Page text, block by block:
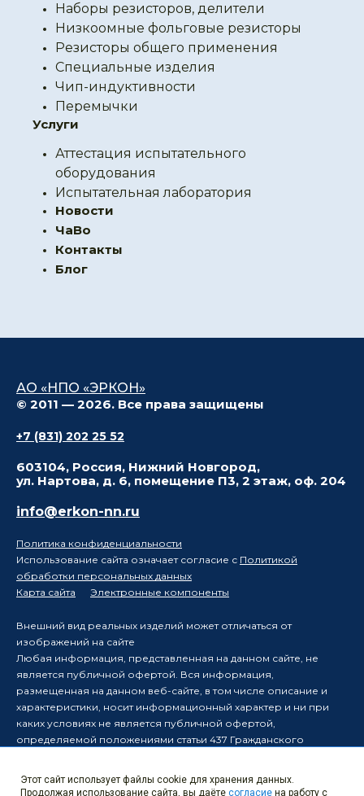
Наборы резисторов, делители
Низкоомные фольговые резисторы
Резисторы общего применения
Специальные изделия
Чип-индуктивности
Перемычки
Услуги
Аттестация испытательного
оборудования
Испытательная лаборатория
Новости
ЧаВо
Контакты
Блог
АО «НПО «ЭРКОН»
© 2011 — 2026. Все права защищены
+7 (831) 202 25 52
603104, Россия, Нижний Новгород,
ул. Нартова, д. 6, помещение П3, 2 этаж, оф. 204
info@erkon-nn.ru
Политика конфиденциальности
Использование сайта означает согласие с Политикой
обработки персональных данных
Карта сайта
Электронные компоненты
Внешний вид реальных изделий может отличаться от
изображений на сайте
Любая информация, представленная на данном сайте, не
является публичной офертой. Вся информация,
размещенная на данном веб-сайте, в том числе описание и
характеристики, носит информационный характер и ни при
каких условиях не является публичной офертой,
определяемой положениями статьи 437 Гражданского
Производитель оставляет за собой право в одностороннем
порядке вносить изменения в информацию, размещенную на
Этот сайт использует файлы cookie для хранения данных.
Продолжая использование сайта, вы даёте согласие на работу с